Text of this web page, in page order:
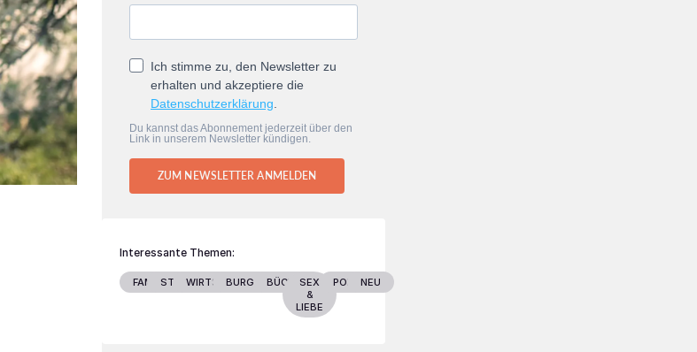
Ich stimme zu, den Newsletter zu
erhalten und akzeptiere die
Datenschutzerklärung
Du kannst das Abonnement jederzeit über den
Link in unserem Newsletter kündigen.
ZUM NEWSLETTER ANMELDEN
Interessante Themen:
FAMILIESTARSWIRTSCHAFTBURGENLANDBÜCHERSEX
&
LIEBE
POLITIKNEU